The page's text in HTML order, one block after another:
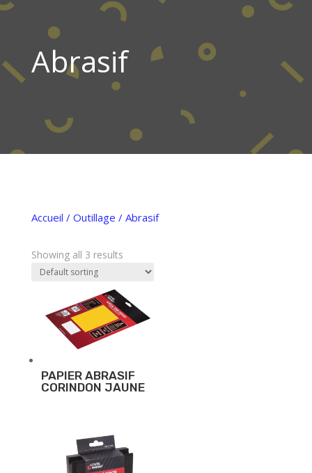
Abrasif
Accueil / Outillage / Abrasif
Showing all 3 results
PAPIER ABRASIF
CORINDON JAUNE